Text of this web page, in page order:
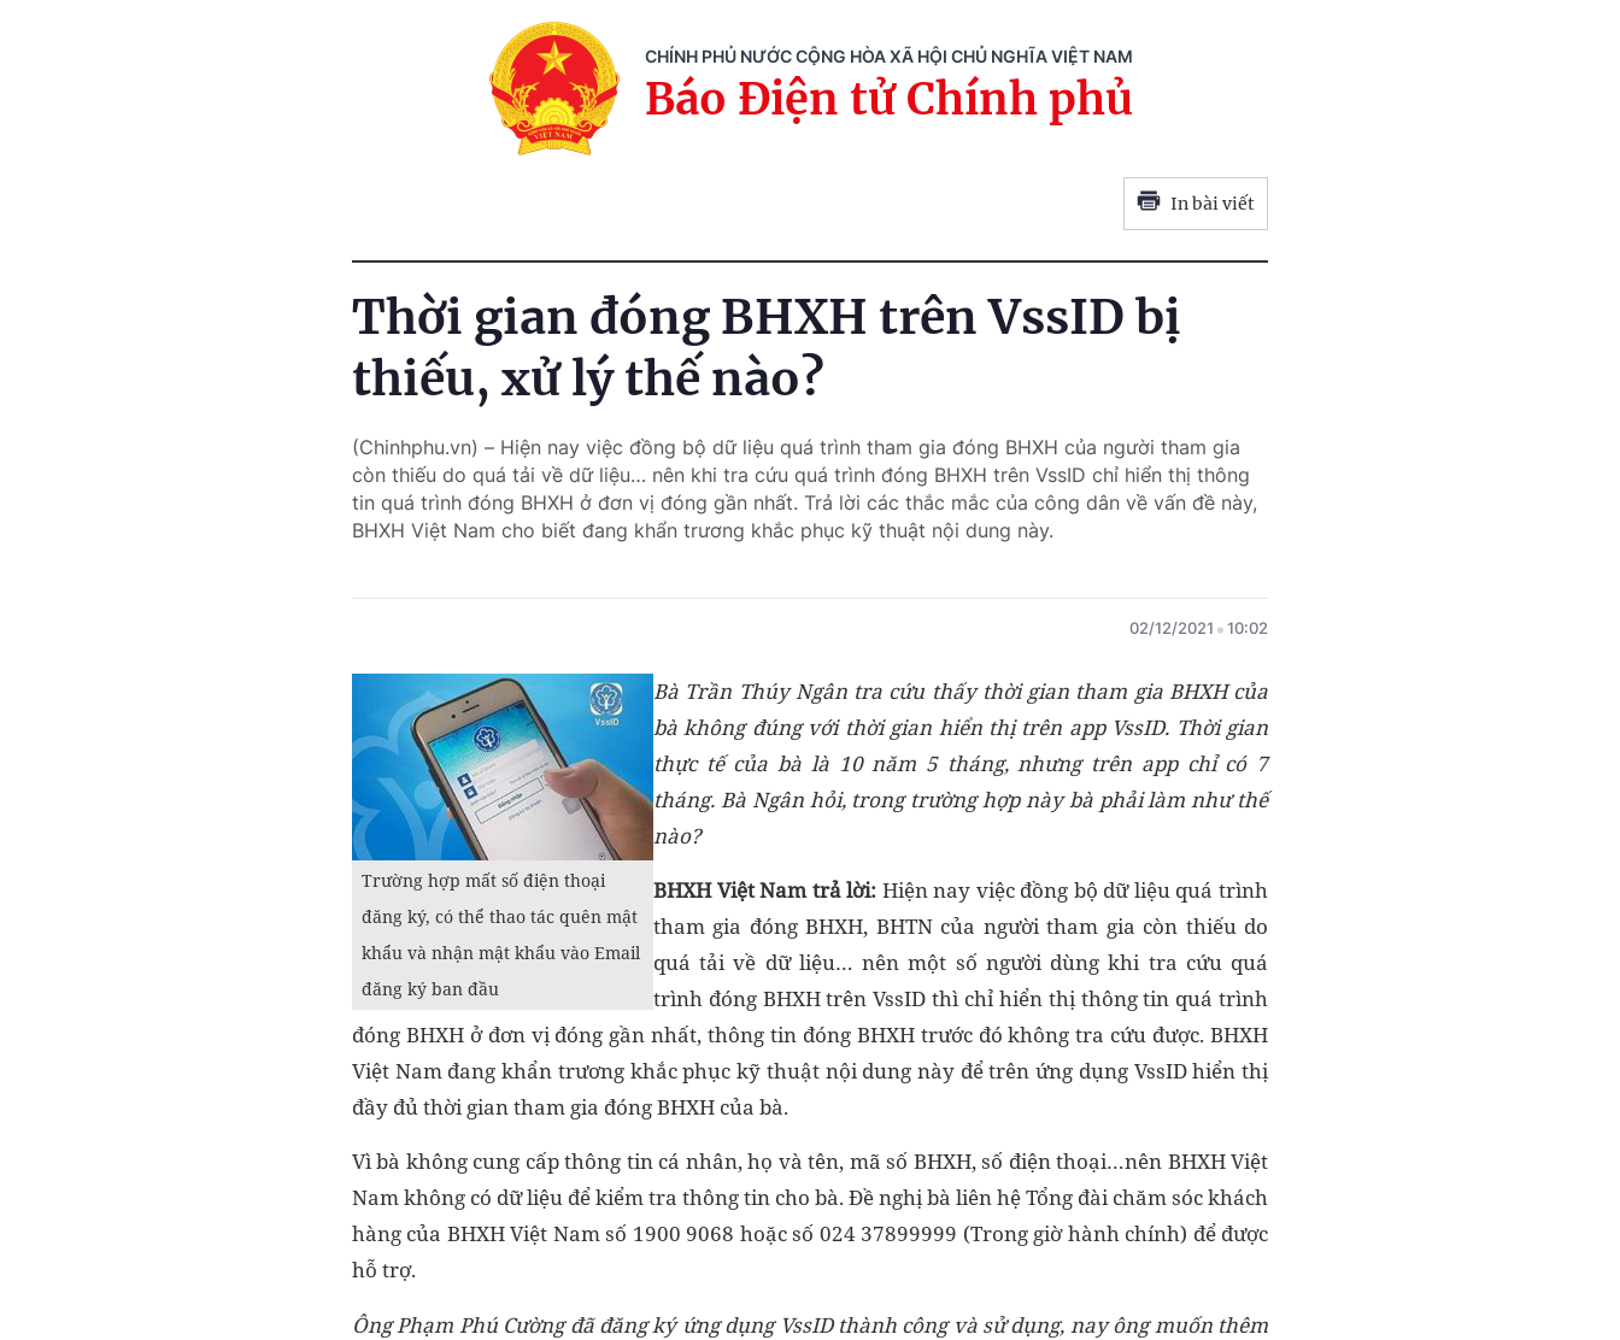
CHÍNH PHỦ NƯỚC CỘNG HÒA XÃ HỘI CHỦ NGHĨA VIỆT NAM
Báo Điện tử Chính phủ
In bài viết
Thời gian đóng BHXH trên VssID bị
thiếu, xử lý thế nào?
(Chinhphu.vn) – Hiện nay việc đồng bộ dữ liệu quá trình tham gia đóng BHXH của người tham gia
còn thiếu do quá tải về dữ liệu… nên khi tra cứu quá trình đóng BHXH trên VssID chỉ hiển thị thông
tin quá trình đóng BHXH ở đơn vị đóng gần nhất. Trả lời các thắc mắc của công dân về vấn đề này,
BHXH Việt Nam cho biết đang khẩn trương khắc phục kỹ thuật nội dung này.
02/12/2021 10:02
Trường hợp mất số điện thoại
đăng ký, có thể thao tác quên mật
khẩu và nhận mật khẩu vào Email
đăng ký ban đầu
Bà Trần Thúy Ngân tra cứu thấy thời gian tham gia BHXH của
bà khôngđúng với thời gian hiển thị trên app VssID. Thời gian
thực tế của bà là 10 năm 5 tháng, nhưng trên app chỉ có 7
tháng. Bà Ngân hỏi, trong trường hợp này bà phải làm như thế
nào?
BHXH Việt Namtrả lời: Hiện nay việc đồng bộ dữ liệu quá trình
tham gia đóng BHXH, BHTN của người tham gia còn thiếu do
quá tải về dữ liệu… nên một số người dùng khi tra cứu quá
trình đóng BHXH trên VssID thì chỉ hiển thị thông tin quá trình
đóng BHXH ở đơn vị đóng gần nhất, thông tin đóng BHXH trước đó không tra cứu được. BHXH
Việt Nam đang khẩn trương khắc phục kỹ thuật nội dung này để trên ứng dụng VssID hiển thị
đầy đủ thời gian tham gia đóng BHXH của bà.
Vì bà không cung cấp thông tin cá nhân, họ và tên, mã số BHXH, số điện thoại…nên BHXH Việt
Nam không có dữ liệu để kiểm tra thông tin cho bà. Đề nghị bà liên hệ Tổng đài chăm sóc khách
hàng của BHXH Việt Nam số 1900 9068 hoặc số 024 37899999 (Trong giờ hành chính) để được
hỗ trợ.
Ông Phạm Phú Cườngđã đăng ký ứng dụng VssID thành công và sử dụng, nayông muốn thêm